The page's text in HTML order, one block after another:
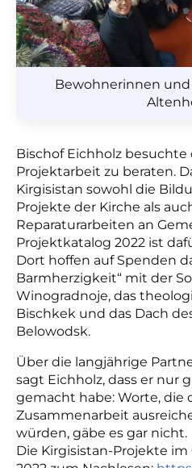
Bewohnerinnen
Bischof Eichholz besuchte
Projektarbeit zu beraten.
Kirgisistan sowohl die
Projekte der Kirche als
Reparaturarbeiten an
Projektkatalog 2022 ist
Dort hoffen auf Spenden
Barmherzigkeit“ mit der
Winogradnoje, das
Bischkek und das Dach
Belowodsk.
Über die langjährige
sagt Eichholz, dass er nur
gemacht habe: Worte, die
Zusammenarbeit
würden, gäbe es gar nicht.
Die Kirgisistan-Projekte